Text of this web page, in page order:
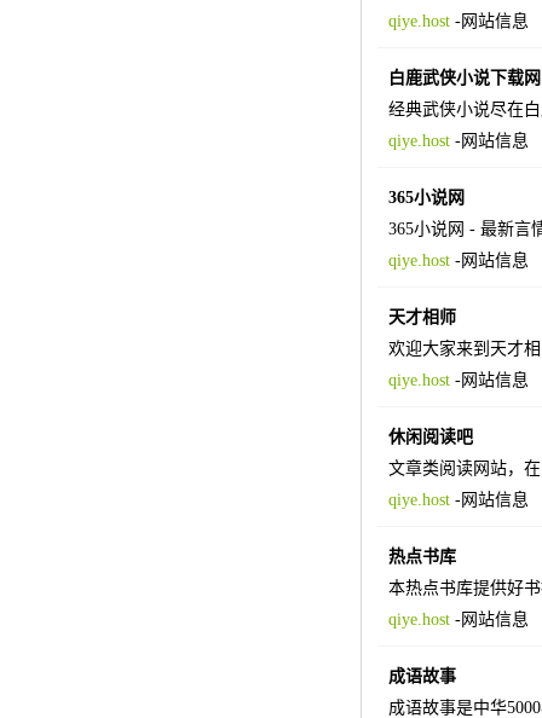
qiye.host-网站信息
白鹿武侠小说下载网
经典武侠小说尽在
qiye.host-网站信息
365小说网
365小说网 - 最新言
qiye.host-网站信息
天才相师
欢迎大家来到天才
qiye.host-网站信息
休闲阅读吧
文章类阅读网站，
qiye.host-网站信息
热点书库
本热点书库提供好
qiye.host-网站信息
成语故事
成语故事是中华